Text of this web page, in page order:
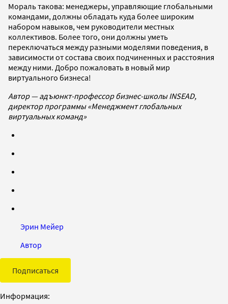
Мораль такова: менеджеры, управляющие глобальными
командами, должны обладать куда более широким
набором навыков, чем руководители местных
коллективов. Более того, они должны уметь
переключаться между разными моделями поведения, в
зависимости от состава своих подчиненных и расстояния
между ними. Добро пожаловать в новый мир
виртуального бизнеса!
Автор — адъюнкт-профессор бизнес-школы INSEAD,
директор программы «Менеджмент глобальных
виртуальных команд»
Эрин Мейер
Автор
Подписаться
Информация: